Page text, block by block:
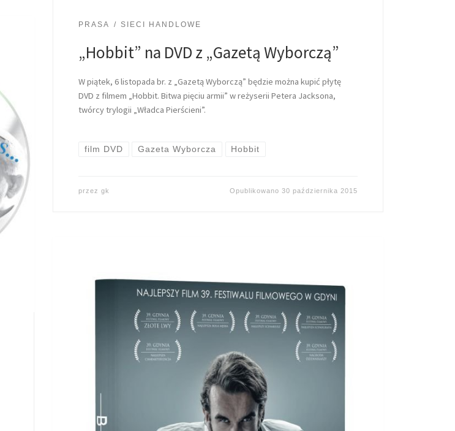
PRASA SIECI HANDLOWE
„Hobbit” na DVD z „Gazetą Wyborczą”
W piątek, 6 listopada br. z „Gazetą Wyborczą” będzie można kupić płytę
DVD z filmem „Hobbit. Bitwa pięciu armii” w reżyserii Petera Jacksona,
twórcy trylogii „Władca Pierścieni”.
film DVD Gazeta Wyborcza Hobbit
przez gk Opublikowano 30 października 2015